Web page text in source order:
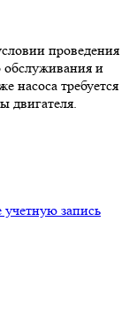
проведения
обслуживания и
насоса требуется
двигателя.
учетную запись